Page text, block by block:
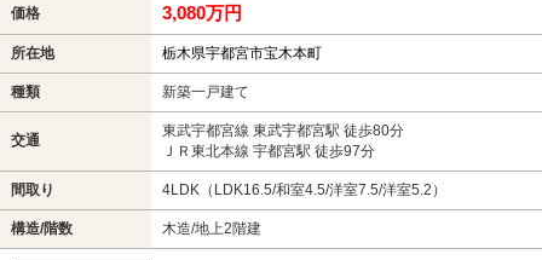
価格 3,080万円
所在地 栃木県宇都宮市宝木本町
種類 新築一戸建て
交通
東武宇都宮線 東武宇都宮駅 徒歩80分
ＪＲ東北本線 宇都宮駅 徒歩97分
間取り 4LDK（LDK16.5/和室4.5/洋室7.5/洋室5.2）
構造/階数 木造/地上2階建